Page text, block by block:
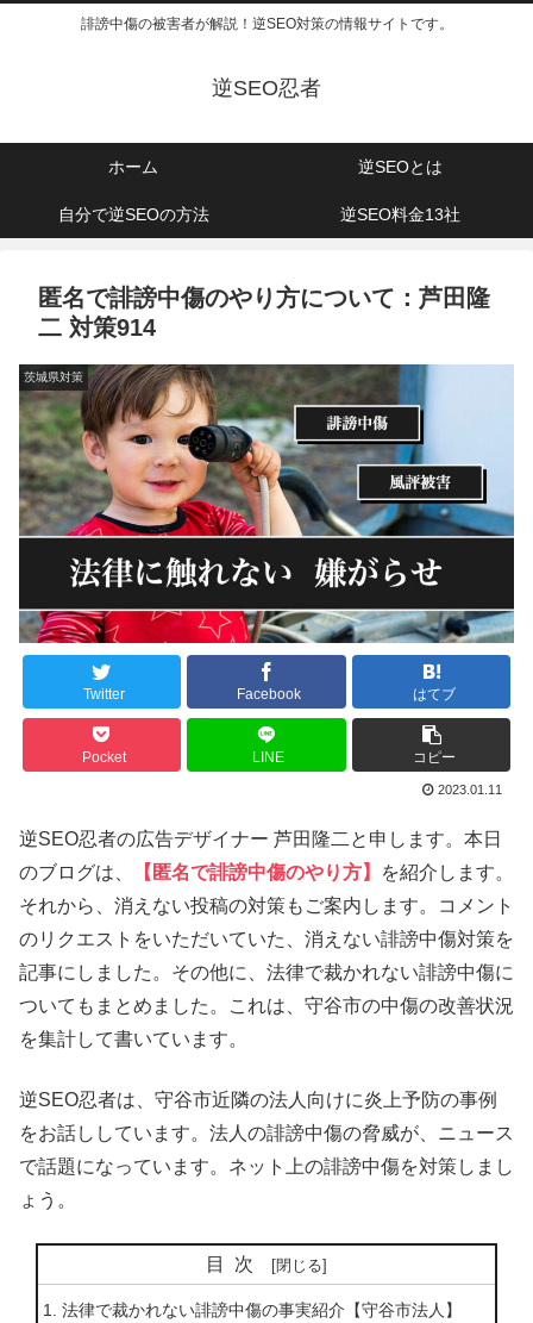
誹謗中傷の被害者が解説！逆SEO対策の情報サイトです。
逆SEO忍者
ホーム 逆SEOとは
自分で逆SEOの方法 逆SEO料金13社
匿名で誹謗中傷のやり方について：芦田隆
二 対策914
茨城県対策
Twitter Facebook はてブ
Pocket LINE コピー
2023.01.11
逆SEO忍者の広告デザイナー 芦田隆二と申します。本日
のブログは、
【匿名で誹謗中傷のやり方】
を紹介します。
それから、消えない投稿の対策もご案内します。コメント
のリクエストをいただいていた、消えない誹謗中傷対策を
記事にしました。その他に、法律で裁かれない誹謗中傷に
ついてもまとめました。これは、守谷市の中傷の改善状況
を集計して書いています。
逆SEO忍者は、守谷市近隣の法人向けに炎上予防の事例
をお話ししています。法人の誹謗中傷の脅威が、ニュース
で話題になっています。ネット上の誹謗中傷を対策しまし
ょう。
目次
法律で裁かれない誹謗中傷の事実紹介【守谷市法人】